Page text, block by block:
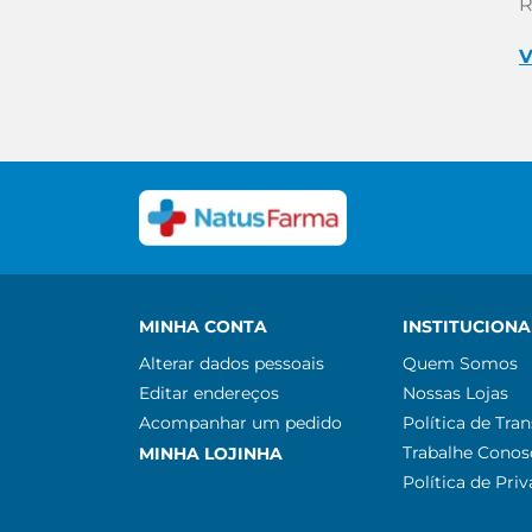
MINHA CONTA
Alterar dados pessoais
Editar endereços
Acompanhar um pedido
MINHA LOJINHA
Quem Somos
Nossas Lojas
Política de
Trabalhe
Política de